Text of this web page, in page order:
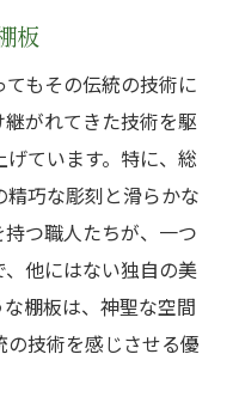
板
もその伝統の技術に
がれてきた技術を駆
ています。特に、総
巧な彫刻と滑らかな
つ職人たちが、一つ
他にはない独自の美
棚板は、神聖な空間
技術を感じさせる優